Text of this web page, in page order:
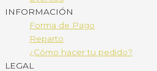
INFORMACIÓN
Forma de Pago
Reparto
¿Cómo hacer tu pedido?
LEGAL